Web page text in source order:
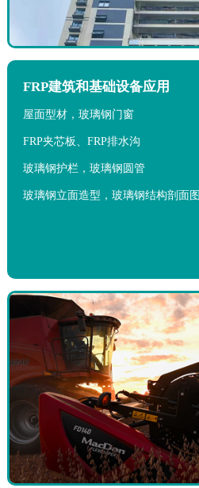
FRP建筑和基础设备应用
屋面型材，玻璃钢门窗
FRP夹芯板、FRP排水沟
玻璃钢护栏，玻璃钢圆管
玻璃钢立面造型，玻璃钢结构剖面图